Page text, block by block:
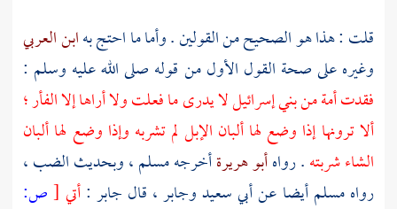
قلت : هذا هو الصحيح من القولين . وأما ما احتج بهابن العربي
وغيره على صحة القول الأول من قوله صلى الله عليه وسلم :
فقدت أمة منبني إسرائيللا يدرى ما فعلت ولا أراها إلا الفأر ؛
ألا ترونها إذا وضع لها ألبان الإبل لم تشربه وإذا وضع لها ألبان
الشاء شربته. رواهأبو هريرةأخرجهمسلم، وبحديث الضب ،
رواهمسلمأيضا عنأبي سعيدوجابر، قال جابر :أتي [ص: